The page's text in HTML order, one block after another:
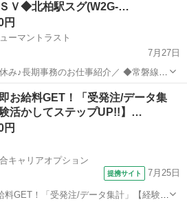
Ｖ◆北柏駅スグ(W2G-…
円
ーマントラスト
7月27日
期事務のお仕事紹介／ ◆常磐線北
Ｋ！ 【仕事内容】 ＼物流
スタッフ／ ＥＣサイト商品を扱う物流センター内での ...
一般事務 ヒューマントラスト
お給料GET！「受発注/データ集
活かしてステップUP!!】…
円
キャリアオプション
提携サイト 7月25日
料GET！「受発注/データ集計」【経験活